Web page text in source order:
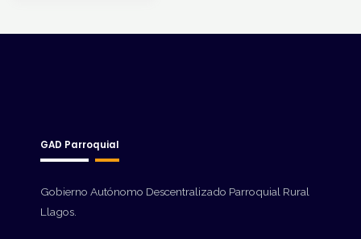
GAD Parroquial
Gobierno Autónomo Descentralizado Parroquial Rural
Llagos.